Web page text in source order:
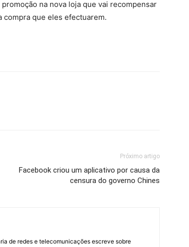
na nova loja que vai recompensar
compra que eles efectuarem.
Próximo artigo
Facebook criou um aplicativo por causa da
censura do governo Chines
de redes e telecomunicações escreve sobre